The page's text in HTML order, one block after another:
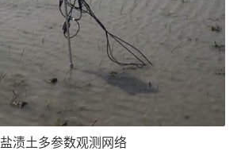
盐渍土多参数观测网络